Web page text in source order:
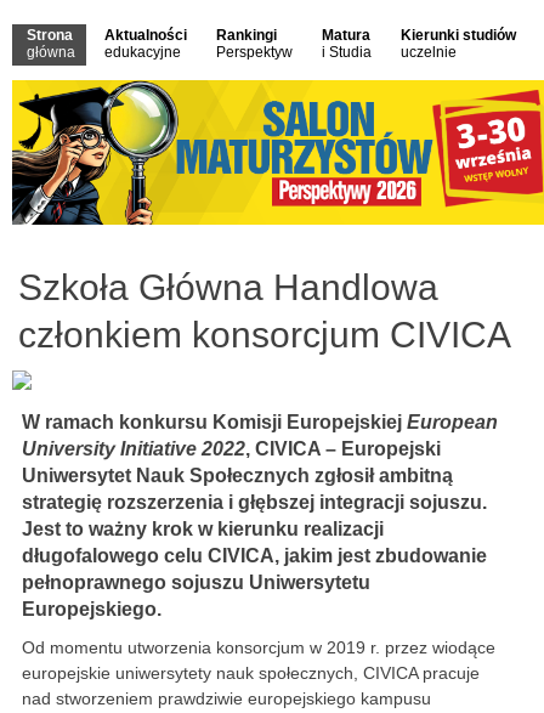
Strona
główna
Aktualności
edukacyjne
Rankingi
Perspektyw
Matura
i Studia
Kierunki studiów
uczelnie
Szkoła Główna Handlowa
członkiem konsorcjum CIVICA
W ramach konkursu Komisji Europejskiej European
University Initiative 2022, CIVICA – Europejski
Uniwersytet Nauk Społecznych zgłosił ambitną
strategię rozszerzenia i głębszej integracji sojuszu.
Jest to ważny krok w kierunku realizacji
długofalowego celu CIVICA, jakim jest zbudowanie
pełnoprawnego sojuszu Uniwersytetu
Europejskiego.
Od momentu utworzenia konsorcjum w 2019 r. przez wiodące
europejskie uniwersytety nauk społecznych, CIVICA pracuje
nad stworzeniem prawdziwie europejskiego kampusu